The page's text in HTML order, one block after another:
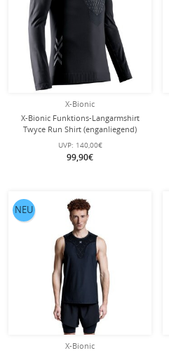
X-Bionic
X-Bionic Funktions-Langarmshirt
Twyce Run Shirt (enganliegend)
Herren
UVP: 140,00€
99,90€
X-Bionic
NEU